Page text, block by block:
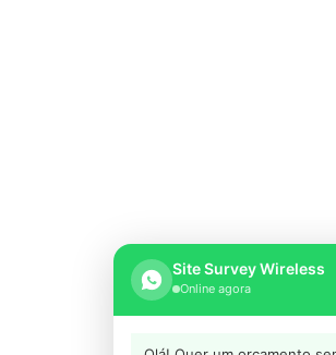
Site Survey Wireless
Online agora